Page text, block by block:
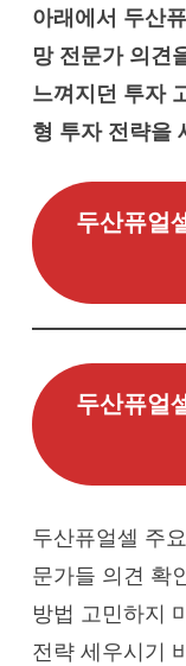
아래에서 두산
망 전문가 의견
느껴지던 투자
형 투자 전략을
두산퓨얼
두산퓨얼
두산퓨얼셀 주
문가들 의견 확
방법 고민하지
전략 세우시기